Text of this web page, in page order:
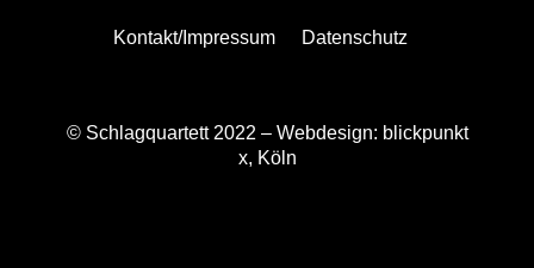
Kontakt/Impressum Datenschutz
© Schlagquartett 2022 – Webdesign: blickpunkt
x, Köln